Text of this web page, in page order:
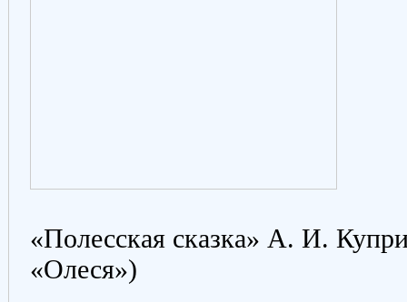
«Полесская сказка» А. И.
«Олеся»)